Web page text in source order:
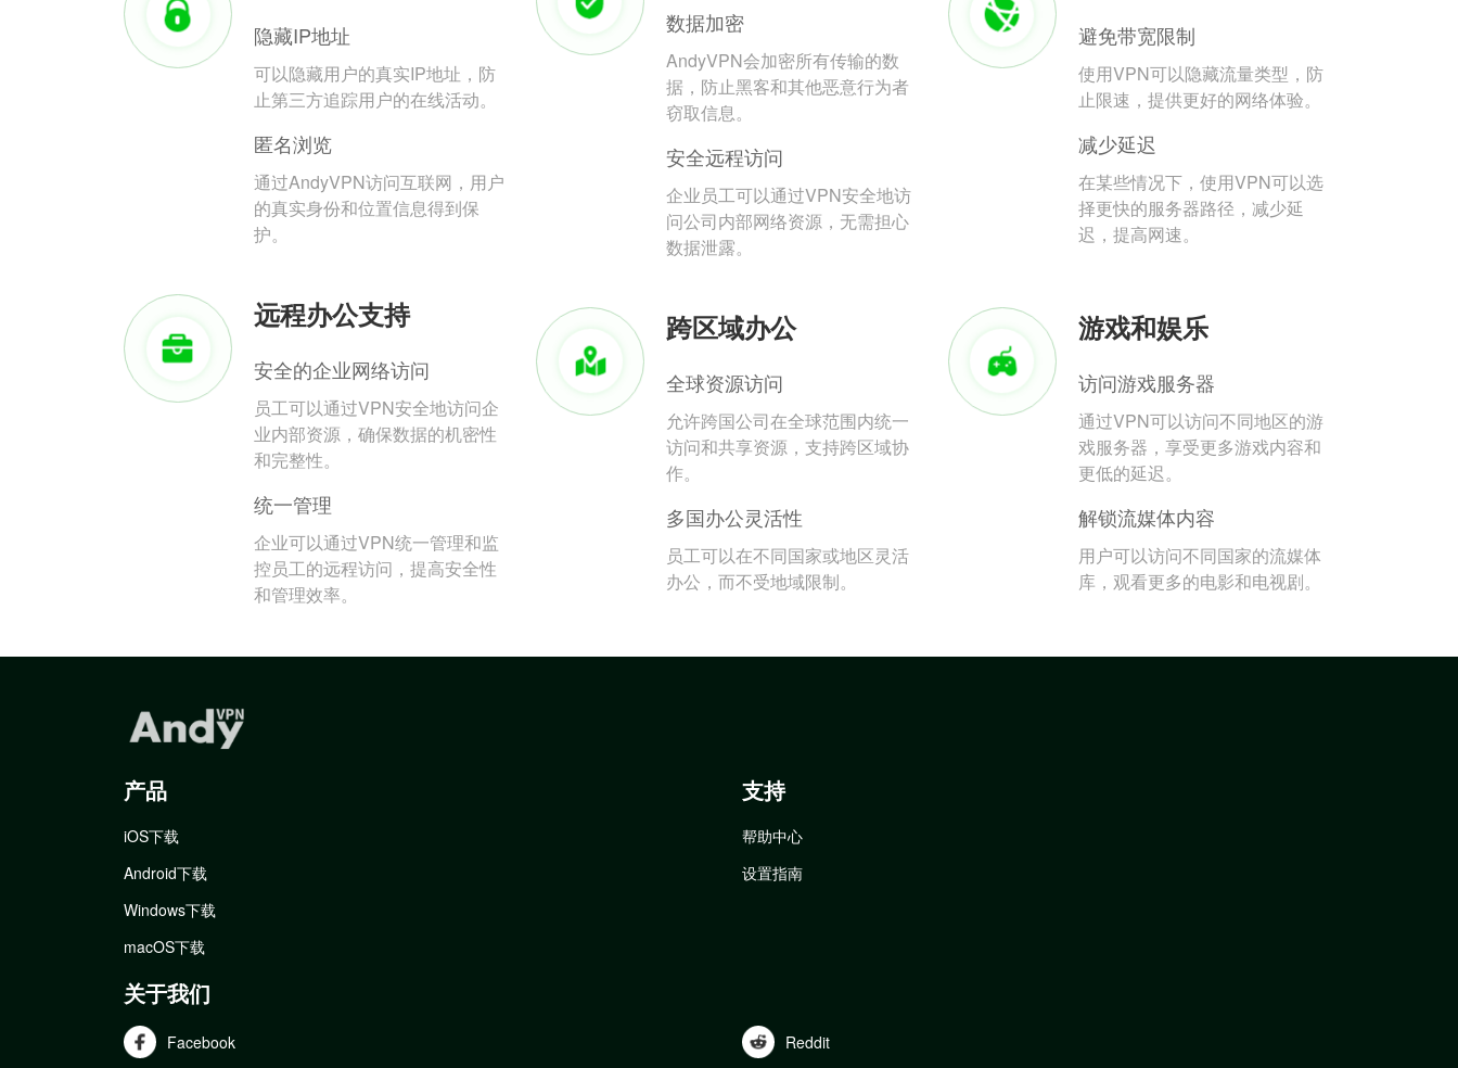
隐藏IP地址
可以隐藏用户的真实IP地址，防
止第三方追踪用户的在线活动。
匿名浏览
通过AndyVPN访问互联网，用户
的真实身份和位置信息得到保
护。
数据加密
AndyVPN会加密所有传输的数
据，防止黑客和其他恶意行为者
窃取信息。
安全远程访问
企业员工可以通过VPN安全地访
问公司内部网络资源，无需担心
数据泄露。
避免带宽限制
使用VPN可以隐藏流量类型，防
止限速，提供更好的网络体验。
减少延迟
在某些情况下，使用VPN可以选
择更快的服务器路径，减少延
迟，提高网速。
远程办公支持
安全的企业网络访问
员工可以通过VPN安全地访问企
业内部资源，确保数据的机密性
和完整性。
统一管理
企业可以通过VPN统一管理和监
控员工的远程访问，提高安全性
和管理效率。
跨区域办公
全球资源访问
允许跨国公司在全球范围内统一
访问和共享资源，支持跨区域协
作。
多国办公灵活性
员工可以在不同国家或地区灵活
办公，而不受地域限制。
游戏和娱乐
访问游戏服务器
通过VPN可以访问不同地区的游
戏服务器，享受更多游戏内容和
更低的延迟。
解锁流媒体内容
用户可以访问不同国家的流媒体
库，观看更多的电影和电视剧。
产品
iOS下载
Android下载
Windows下载
macOS下载
支持
帮助中心
设置指南
关于我们
Facebook Reddit